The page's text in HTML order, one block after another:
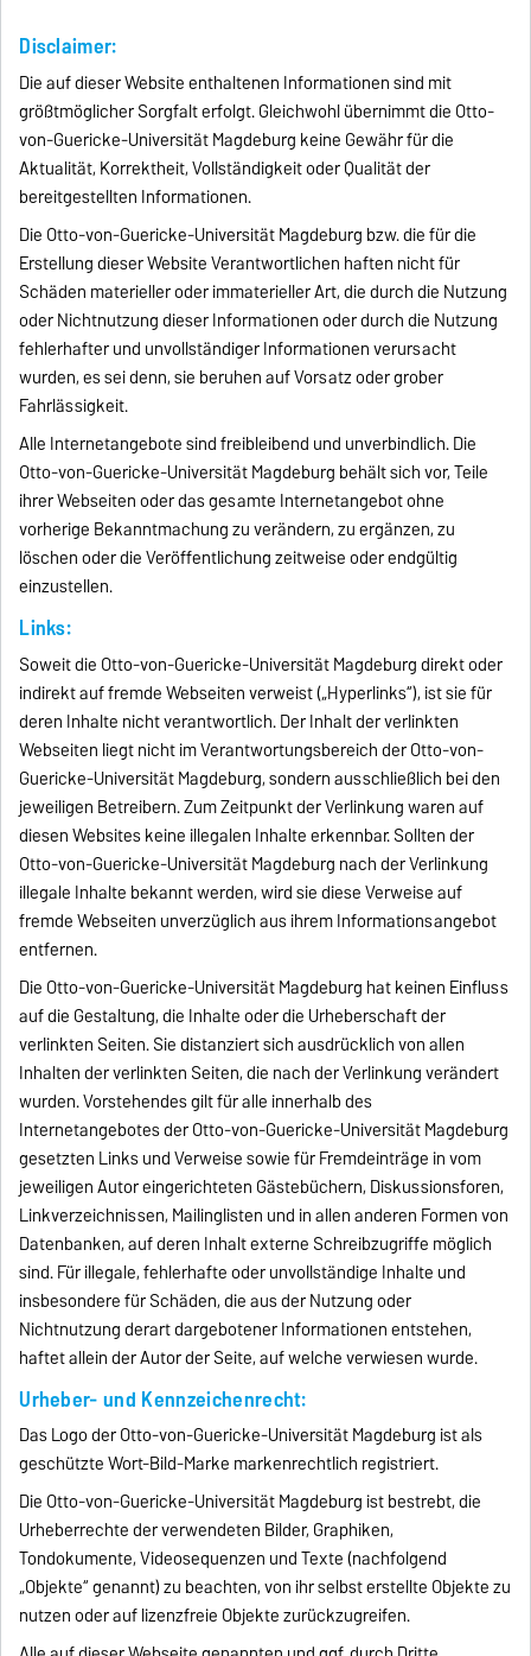
Disclaimer:
Die auf dieser Website enthaltenen Informationen sind mit
größtmöglicher Sorgfalt erfolgt. Gleichwohl übernimmt die Otto-
von-Guericke-Universität Magdeburg keine Gewähr für die
Aktualität, Korrektheit, Vollständigkeit oder Qualität der
bereitgestellten Informationen.
Die Otto-von-Guericke-Universität Magdeburg bzw. die für die
Erstellung dieser Website Verantwortlichen haften nicht für
Schäden materieller oder immaterieller Art, die durch die Nutzung
oder Nichtnutzung dieser Informationen oder durch die Nutzung
fehlerhafter und unvollständiger Informationen verursacht
wurden, es sei denn, sie beruhen auf Vorsatz oder grober
Fahrlässigkeit.
Alle Internetangebote sind freibleibend und unverbindlich. Die
Otto-von-Guericke-Universität Magdeburg behält sich vor, Teile
ihrer Webseiten oder das gesamte Internetangebot ohne
vorherige Bekanntmachung zu verändern, zu ergänzen, zu
löschen oder die Veröffentlichung zeitweise oder endgültig
einzustellen.
Links:
Soweit die Otto-von-Guericke-Universität Magdeburg direkt oder
indirekt auf fremde Webseiten verweist („Hyperlinks“), ist sie für
deren Inhalte nicht verantwortlich. Der Inhalt der verlinkten
Webseiten liegt nicht im Verantwortungsbereich der Otto-von-
Guericke-Universität Magdeburg, sondern ausschließlich bei den
jeweiligen Betreibern. Zum Zeitpunkt der Verlinkung waren auf
diesen Websites keine illegalen Inhalte erkennbar. Sollten der
Otto-von-Guericke-Universität Magdeburg nach der Verlinkung
illegale Inhalte bekannt werden, wird sie diese Verweise auf
fremde Webseiten unverzüglich aus ihrem Informationsangebot
entfernen.
Die Otto-von-Guericke-Universität Magdeburg hat keinen Einfluss
auf die Gestaltung, die Inhalte oder die Urheberschaft der
verlinkten Seiten. Sie distanziert sich ausdrücklich von allen
Inhalten der verlinkten Seiten, die nach der Verlinkung verändert
wurden. Vorstehendes gilt für alle innerhalb des
Internetangebotes der Otto-von-Guericke-Universität Magdeburg
gesetzten Links und Verweise sowie für Fremdeinträge in vom
jeweiligen Autor eingerichteten Gästebüchern, Diskussionsforen,
Linkverzeichnissen, Mailinglisten und in allen anderen Formen von
Datenbanken, auf deren Inhalt externe Schreibzugriffe möglich
sind. Für illegale, fehlerhafte oder unvollständige Inhalte und
insbesondere für Schäden, die aus der Nutzung oder
Nichtnutzung derart dargebotener Informationen entstehen,
haftet allein der Autor der Seite, auf welche verwiesen wurde.
Urheber- und Kennzeichenrecht:
Das Logo der Otto-von-Guericke-Universität Magdeburg ist als
geschützte Wort-Bild-Marke markenrechtlich registriert.
Die Otto-von-Guericke-Universität Magdeburg ist bestrebt, die
Urheberrechte der verwendeten Bilder, Graphiken,
Tondokumente, Videosequenzen und Texte (nachfolgend
„Objekte“ genannt) zu beachten, von ihr selbst erstellte Objekte zu
nutzen oder auf lizenzfreie Objekte zurückzugreifen.